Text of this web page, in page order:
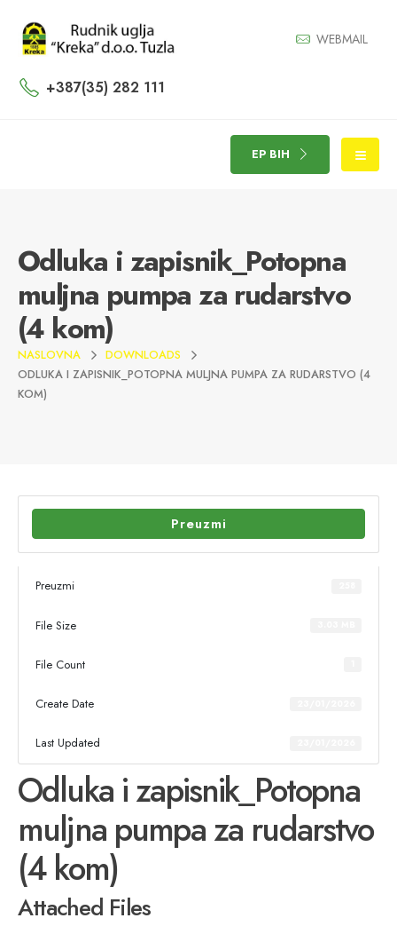
WEBMAIL
+387(35) 282 111
EP BIH
Odluka i zapisnik_Potopna
muljna pumpa za rudarstvo
(4 kom)
NASLOVNA
DOWNLOADS
ODLUKA I ZAPISNIK_POTOPNA MULJNA PUMPA ZA RUDARSTVO (4
KOM)
Preuzmi
Preuzmi
File Size
File Count
Create Date
Last Updated
Odluka i zapisnik_Potopna
muljna pumpa za rudarstvo
(4 kom)
Attached Files